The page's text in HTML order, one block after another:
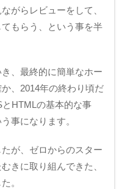
がらレビューをして、
もらう、という事を半
、最終的に簡単なホー
、2014年の終わり頃だ
HTMLの基本的な事
事になります。
が、ゼロからのスター
きに取り組んできた、
。